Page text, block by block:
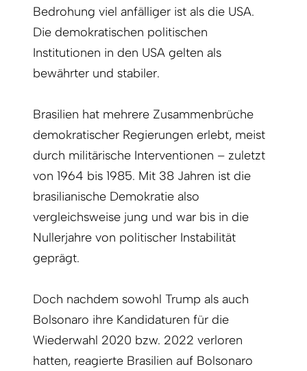
Bedrohung viel anfälliger ist als die USA.
Die demokratischen politischen
Institutionen in den USA gelten als
bewährter und stabiler.
Brasilien hat mehrere Zusammenbrüche
demokratischer Regierungen erlebt, meist
durch militärische Interventionen – zuletzt
von 1964 bis 1985. Mit 38 Jahren ist die
brasilianische Demokratie also
vergleichsweise jung und war bis in die
Nullerjahre von politischer Instabilität
geprägt.
Doch nachdem sowohl Trump als auch
Bolsonaro ihre Kandidaturen für die
Wiederwahl 2020 bzw. 2022 verloren
hatten, reagierte Brasilien auf Bolsonaro